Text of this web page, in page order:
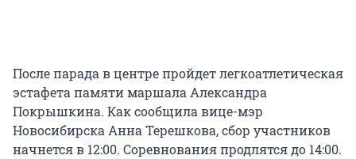
После парада в центре пройдет легкоатлетическая
эстафета памяти маршала Александра
Покрышкина. Как сообщила вице-мэр
Новосибирска Анна Терешкова, сбор участников
начнется в 12:00. Соревнования продлятся до 14:00.